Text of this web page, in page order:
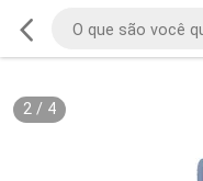
2/ 4